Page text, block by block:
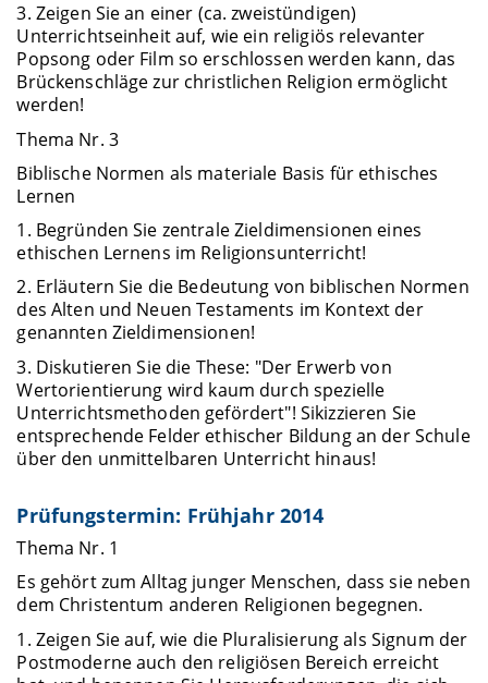
3. Zeigen Sie an einer (ca. zweistündigen)
Unterrichtseinheit auf, wie ein religiös relevanter
Popsong oder Film so erschlossen werden kann, das
Brückenschläge zur christlichen Religion ermöglicht
werden!
Thema Nr. 3
Biblische Normen als materiale Basis für ethisches
Lernen
1. Begründen Sie zentrale Zieldimensionen eines
ethischen Lernens im Religionsunterricht!
2. Erläutern Sie die Bedeutung von biblischen Normen
des Alten und Neuen Testaments im Kontext der
genannten Zieldimensionen!
3. Diskutieren Sie die These: "Der Erwerb von
Wertorientierung wird kaum durch spezielle
Unterrichtsmethoden gefördert"! Sikizzieren Sie
entsprechende Felder ethischer Bildung an der Schule
über den unmittelbaren Unterricht hinaus!
Prüfungstermin: Frühjahr 2014
Thema Nr. 1
Es gehört zum Alltag junger Menschen, dass sie neben
dem Christentum anderen Religionen begegnen.
1. Zeigen Sie auf, wie die Pluralisierung als Signum der
Postmoderne auch den religiösen Bereich erreicht